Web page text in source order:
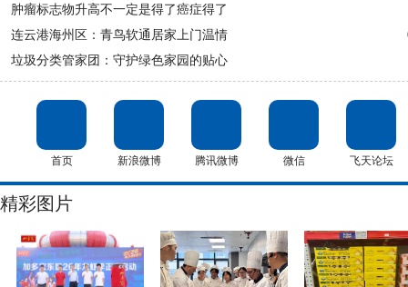
肿瘤标志物升高不一定是得了癌症得了
连云港海州区：青鸟软通居家上门温情
垃圾分类管家团：守护绿色家园的贴心
首页 新浪微博 腾讯微博 微信 飞天论坛
精彩图片